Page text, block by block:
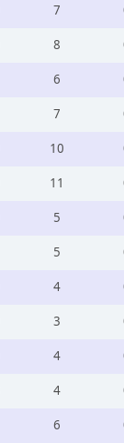
7
8
6
7
10
11
5
5
4
3
4
4
6